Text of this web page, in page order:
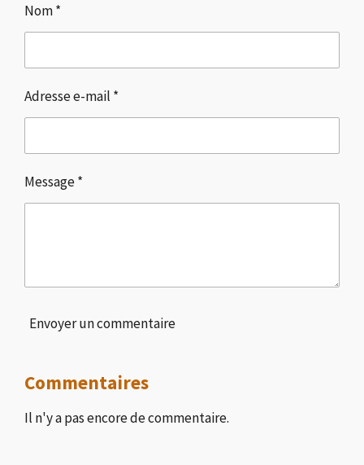
e
r
r
r
r
Nom *
Adresse e-mail *
Message *
Envoyer un commentaire
Commentaires
Il n'y a pas encore de commentaire.